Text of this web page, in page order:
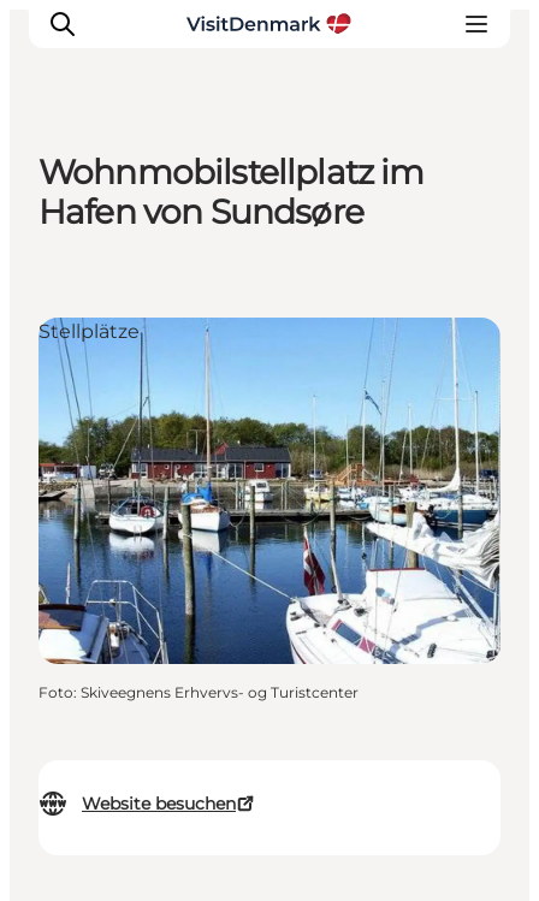
Inspiration
Reiseplanung
Wohnmobilstellplatz im
Hafen von Sundsøre
Website besuchen
Stellplätze
Foto: Skiveegnens Erhvervs- og Turistcenter